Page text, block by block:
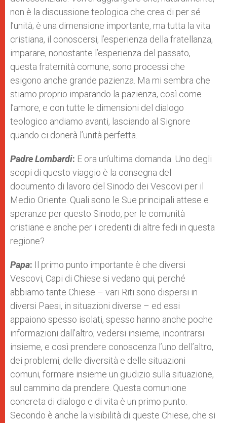
non è la discussione teologica che crea di per sé
l’unità; è una dimensione importante, ma tutta la vita
cristiana, il conoscersi, l’esperienza della fratellanza,
imparare, nonostante l’esperienza del passato,
questa fraternità comune, sono processi che
esigono anche grande pazienza. Ma mi sembra che
stiamo proprio imparando la pazienza, così come
l’amore, e con tutte le dimensioni del dialogo
teologico andiamo avanti, lasciando al Signore
quando ci donerà l’unità perfetta.
Padre Lombardi: E ora un’ultima domanda. Uno degli
scopi di questo viaggio è la consegna del
documento di lavoro del Sinodo dei Vescovi per il
Medio Oriente. Quali sono le Sue principali attese e
speranze per questo Sinodo, per le comunità
cristiane e anche per i credenti di altre fedi in questa
regione?
Papa: Il primo punto importante è che diversi
Vescovi, Capi di Chiese si vedano qui, perché
abbiamo tante Chiese – vari Riti sono dispersi in
diversi Paesi, in situazioni diverse – ed essi
appaiono spesso isolati, spesso hanno anche poche
informazioni dall’altro; vedersi insieme, incontrarsi
insieme, e così prendere conoscenza l’uno dell’altro,
dei problemi, delle diversità e delle situazioni
comuni, formare insieme un giudizio sulla situazione,
sul cammino da prendere. Questa comunione
concreta di dialogo e di vita è un primo punto.
Secondo è anche la visibilità di queste Chiese, che si